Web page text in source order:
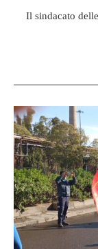
Il sindacato